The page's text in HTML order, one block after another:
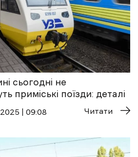
сьогодні не
приміські поїзди: деталі
| 09:08 Читати